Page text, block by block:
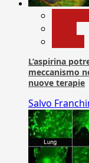
L’aspirina
meccanismo
nuove terapie
Salvo